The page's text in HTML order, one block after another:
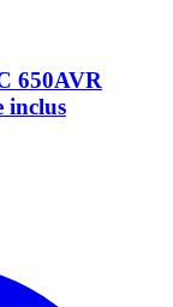
650AVR
inclus